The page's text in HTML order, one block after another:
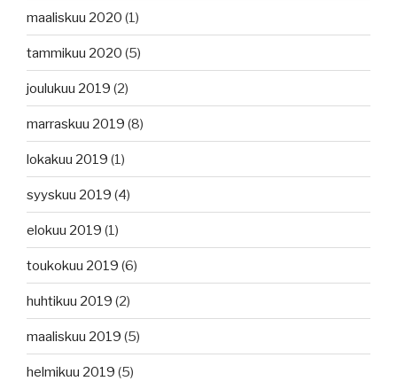
maaliskuu 2020 (1)
tammikuu 2020 (5)
joulukuu 2019 (2)
marraskuu 2019 (8)
lokakuu 2019 (1)
syyskuu 2019 (4)
elokuu 2019 (1)
toukokuu 2019 (6)
huhtikuu 2019 (2)
maaliskuu 2019 (5)
helmikuu 2019 (5)